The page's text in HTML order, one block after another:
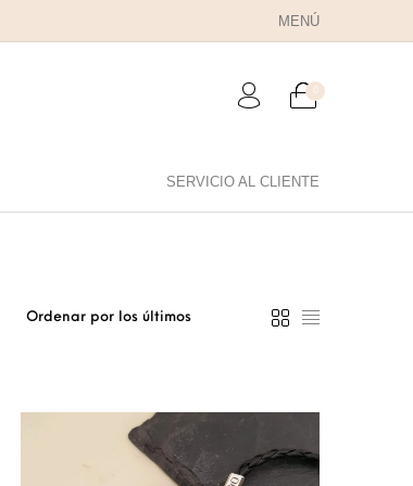
MENÚ
0
SERVICIO AL CLIENTE